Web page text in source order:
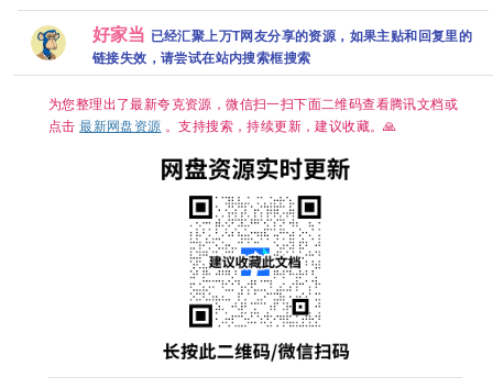
8GB】
HDR】 【雷
佳音、岳云
鹏｜悬疑/传
奇】夸克
列）查理·考
克斯 文森特·
多诺费奥 克
里斯滕·里特
2026/剧情/
悚/犯罪/奇
幻/冒险/4K
完结 夸克
清在线 网盘
下载
【泰语中
集】
好家当 已经汇聚上万T网友分享的资源，如果主贴和回复里的
链接失效，请尝试在站内搜索框搜索
为您整理出了最新夸克资源，微信扫一扫下面二维码查看腾讯文档或
点击最新网盘资源 。支持搜索，持续更新，建议收藏。🙏